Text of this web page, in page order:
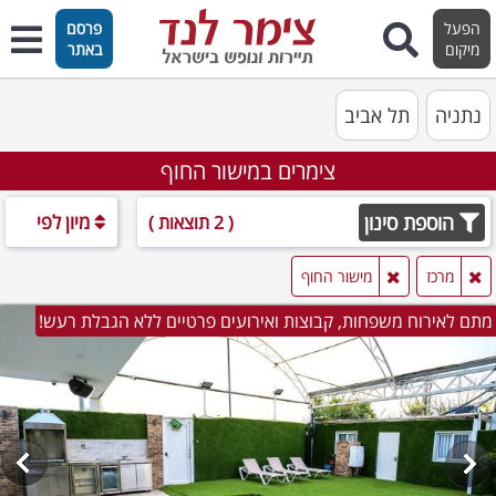
הפעל
מיקום
פרסם
באתר
נתניה תל אביב
צימרים במישור החוף
הוספת סינון ( 2 תוצאות ) מיון לפי
מרכז מישור החוף
מתם לאירוח משפחות, קבוצות ואירועים פרטיים ללא הגבלת רעש!